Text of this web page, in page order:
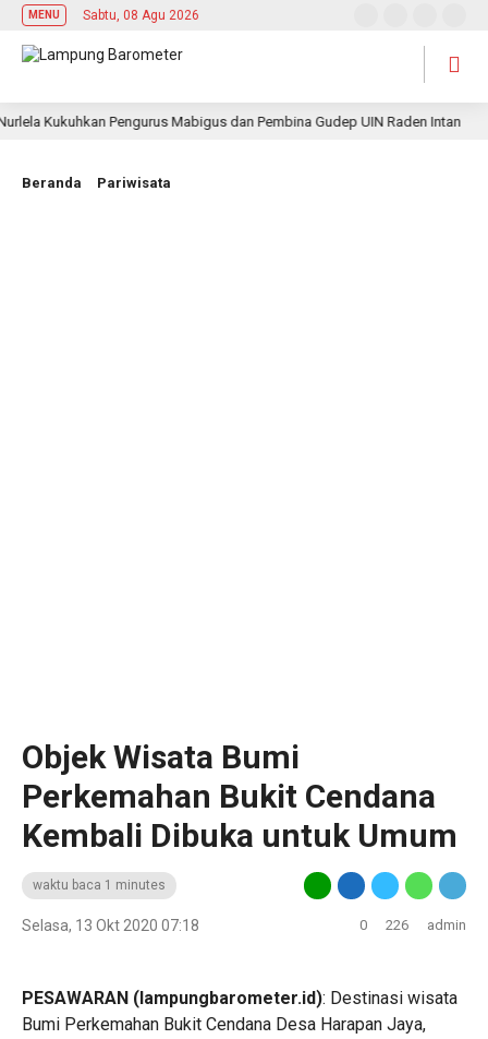
MENU Sabtu, 08 Agu 2026
Kukuhkan Pengurus Mabigus dan Pembina Gudep UIN Raden Intan
Beranda Pariwisata
Objek Wisata Bumi
Perkemahan Bukit Cendana
Kembali Dibuka untuk Umum
waktu baca 1 minutes
Selasa, 13 Okt 2020 07:18 0 226 admin
PESAWARAN (lampungbarometer.id): Destinasi wisata
Bumi Perkemahan Bukit Cendana Desa Harapan Jaya,